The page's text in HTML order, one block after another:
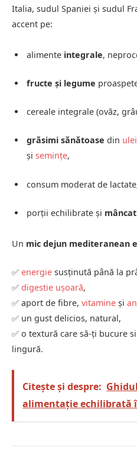
Italia, sudul Spaniei și sudul
accent pe:
alimente integrale,
fructe și legume
cereale integrale (ovăz,
grăsimi sănătoase din
și semințe,
consum moderat de
porții echilibrate și
Un mic dejun mediteranean
✅ energie susținută până la
✅ digestie ușoară,
✅ aport de fibre, vitamine și
✅ un gust delicios, natural,
✅ o textură care să-ți bucure
lingură.
Citește și despre:
alimentație echilibrată